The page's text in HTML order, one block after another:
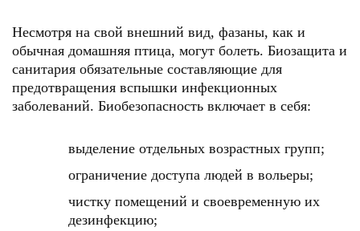
Несмотря на свой внешний вид, фазаны, как и
обычная домашняя птица, могут болеть. Биозащита и
санитария обязательные составляющие для
предотвращения вспышки инфекционных
заболеваний. Биобезопасность включает в себя:
выделение отдельных возрастных групп;
ограничение доступа людей в вольеры;
чистку помещений и своевременную их
дезинфекцию;